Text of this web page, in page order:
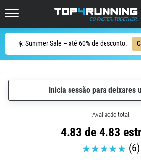
☀️ Summer Sale – até 60% de desconto.
resumido
em
frase:
dói,
mas
vale
pena!
Que
Inicia sessão para deixares
4.83 de 4.83
(6)